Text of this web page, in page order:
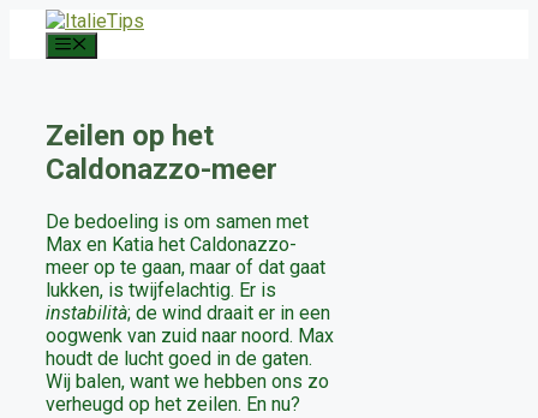
Zeilen op het
Caldonazzo-meer
De bedoeling is om samen met
Max en Katia het Caldonazzo-
meer op te gaan, maar of dat gaat
lukken, is twijfelachtig. Er is
instabilità; de wind draait er in een
oogwenk van zuid naar noord. Max
houdt de lucht goed in de gaten.
Wij balen, want we hebben ons zo
verheugd op het zeilen. En nu?